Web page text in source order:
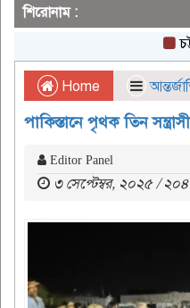
শিরোনাম :
Home
পাকিস্তানে পৃথক তিন
Editor Panel
৩ সেপ্টেম্বর, ২০২৫ /